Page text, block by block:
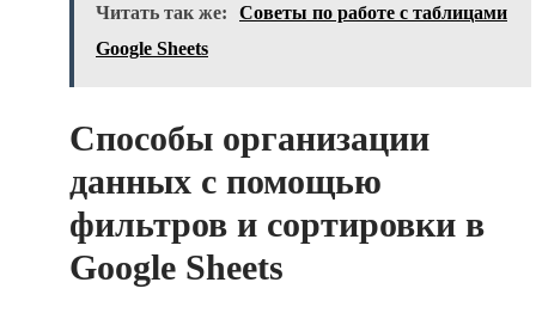
Читать так же:
Советы по работе с таблицами
Google Sheets
Способы организации
данных с помощью
фильтров и сортировки в
Google Sheets